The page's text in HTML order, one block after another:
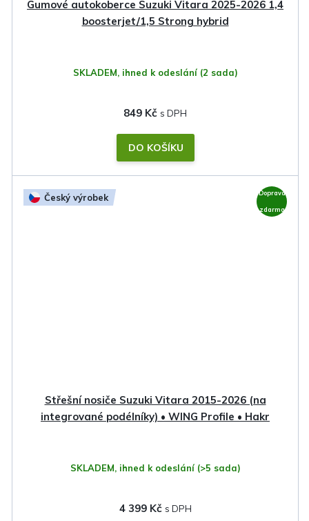
Gumové autokoberce Suzuki Vitara 2025-2026 1,4
boosterjet/1,5 Strong hybrid
SKLADEM, ihned k odeslání (2 sada)
849 Kč
DO KOŠÍKU
Český výrobek Doprava
zdarma
Střešní nosiče Suzuki Vitara 2015-2026 (na
integrované podélníky) • WING Profile • Hakr
SKLADEM, ihned k odeslání (>5 sada)
4 399 Kč